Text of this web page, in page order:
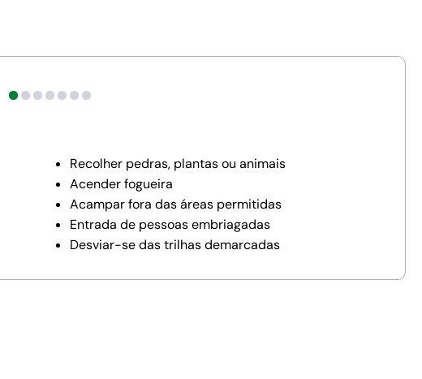
Recolher pedras, plantas ou animais
Acender fogueira
Acampar fora das áreas permitidas
Entrada de pessoas embriagadas
Desviar-se das trilhas demarcadas